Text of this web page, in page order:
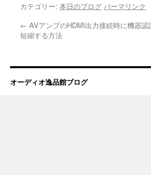
カテゴリー: 本日のブログ パーマリンク
← AVアンプのHDMI出力接続時に機器認
短縮する方法
オーディオ逸品館ブログ